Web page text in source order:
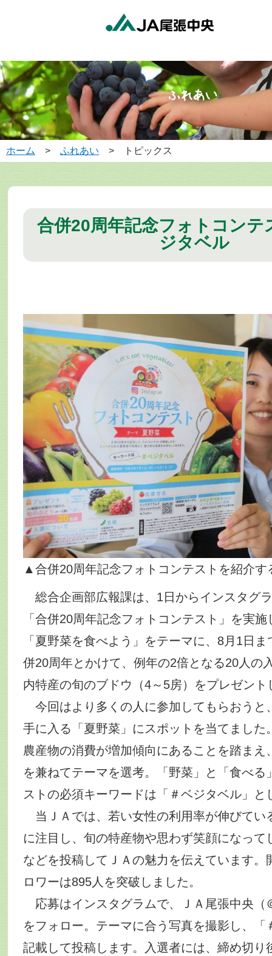
ホーム > ふれあい > トピックス
合併20周年記念フォトコン
ジタベル
▲合併20周年記念フォトコンテストを紹介す
総合企画部広報課は、1日からインスタグ
「合併20周年記念フォトコンテスト」を実
「夏野菜を食べよう」をテーマに、8月1日
併20周年とかけて、例年の2倍となる20人の
内特産の旬のブドウ（4～5房）をプレゼント
今回はより多くの人に参加してもらおうと
手に入る「夏野菜」にスポットを当てました
農産物の消費が増加傾向にあることを踏まえ
を兼ねてテーマを選考。「野菜」と「食べる
ストの必須キーワードは「＃ベジタベル」と
当ＪＡでは、若い女性の利用率が伸びてい
に注目し、旬の特産物や思わず笑顔になって
などを投稿してＪＡの魅力を伝えています。
ロワーは895人を突破しました。
応募はインスタグラムで、ＪＡ尾張中央（
をフォロー。テーマに合う写真を撮影し、「
記載して投稿します。入選者には、締め切り